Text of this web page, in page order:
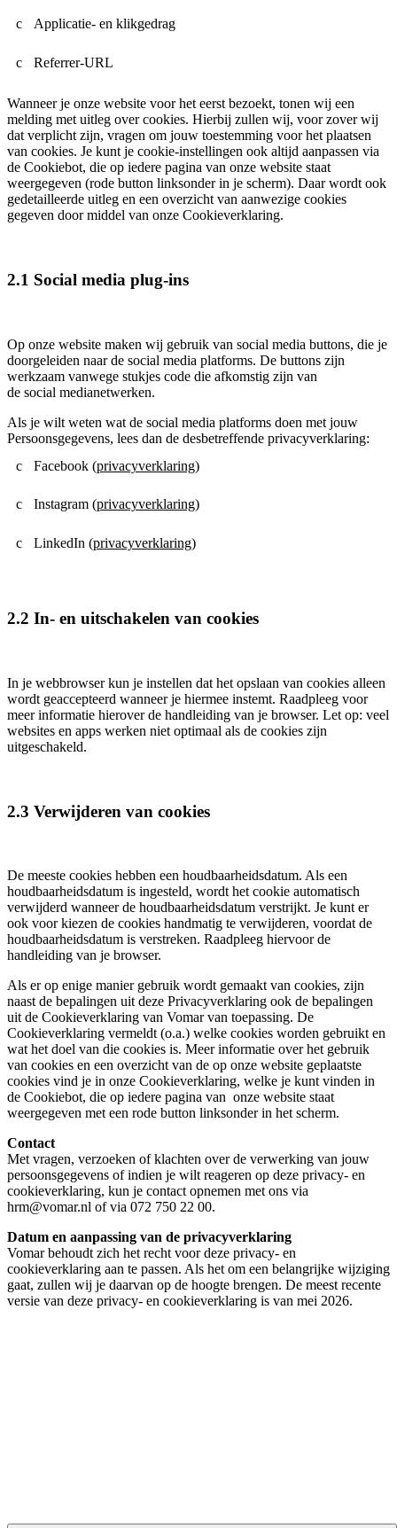
Applicatie- en klikgedrag
Referrer-URL
Wanneer je onze website voor het eerst bezoekt, tonen wij een
melding met uitleg over cookies. Hierbij zullen wij, voor zover wij
dat verplicht zijn, vragen om jouw toestemming voor het plaatsen
van cookies. Je kunt je cookie-instellingen ook altijd aanpassen via
de Cookiebot, die op iedere pagina van onze website staat
weergegeven (rode button linksonder in je scherm). Daar wordt ook
gedetailleerde uitleg en een overzicht van aanwezige cookies
gegeven door middel van onze Cookieverklaring.
2.1 Social media plug-ins
Op onze website maken wij gebruik van social media buttons, die je
doorgeleiden naar de social media platforms. De buttons zijn
werkzaam vanwege stukjes code die afkomstig zijn van
de social medianetwerken.
Als je wilt weten wat de social media platforms doen met jouw
Persoonsgegevens, lees dan de desbetreffende privacyverklaring:
Facebook (privacyverklaring)
Instagram (privacyverklaring)
LinkedIn (privacyverklaring)
2.2 In- en uitschakelen van cookies
In je webbrowser kun je instellen dat het opslaan van cookies alleen
wordt geaccepteerd wanneer je hiermee instemt. Raadpleeg voor
meer informatie hierover de handleiding van je browser. Let op: veel
websites en apps werken niet optimaal als de cookies zijn
uitgeschakeld.
2.3 Verwijderen van cookies
De meeste cookies hebben een houdbaarheidsdatum. Als een
houdbaarheidsdatum is ingesteld, wordt het cookie automatisch
verwijderd wanneer de houdbaarheidsdatum verstrijkt. Je kunt er
ook voor kiezen de cookies handmatig te verwijderen, voordat de
houdbaarheidsdatum is verstreken. Raadpleeg hiervoor de
handleiding van je browser.
Als er op enige manier gebruik wordt gemaakt van cookies, zijn
naast de bepalingen uit deze Privacyverklaring ook de bepalingen
uit de Cookieverklaring van Vomar van toepassing. De
Cookieverklaring vermeldt (o.a.) welke cookies worden gebruikt en
wat het doel van die cookies is. Meer informatie over het gebruik
van cookies en een overzicht van de op onze website geplaatste
cookies vind je in onze Cookieverklaring, welke je kunt vinden in
de Cookiebot, die op iedere pagina van onze website staat
weergegeven met een rode button linksonder in het scherm.
Contact
Met vragen, verzoeken of klachten over de verwerking van jouw
persoonsgegevens of indien je wilt reageren op deze privacy- en
cookieverklaring, kun je contact opnemen met ons via
hrm@vomar.nl of via 072 750 22 00.
Datum en aanpassing van de privacyverklaring
Vomar behoudt zich het recht voor deze privacy- en
cookieverklaring aan te passen. Als het om een belangrijke wijziging
gaat, zullen wij je daarvan op de hoogte brengen. De meest recente
versie van deze privacy- en cookieverklaring is van mei 2026.